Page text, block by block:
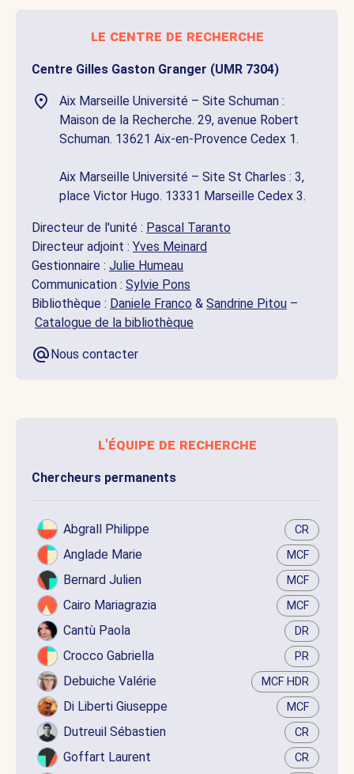
le centre de recherche
Centre Gilles Gaston Granger (UMR 7304)
Aix Marseille Université – Site Schuman :
Maison de la Recherche. 29, avenue Robert
Schuman. 13621 Aix-en-Provence Cedex 1.
Aix Marseille Université – Site St Charles : 3,
place Victor Hugo. 13331 Marseille Cedex 3.
Directeur de l'unité : Pascal Taranto
Directeur adjoint : Yves Meinard
Gestionnaire : Julie Humeau
Communication : Sylvie Pons
Bibliothèque : Daniele Franco & Sandrine Pitou –
Catalogue de la bibliothèque
Nous contacter
l'équipe de recherche
Chercheurs permanents
Abgrall Philippe CR
Anglade Marie MCF
Bernard Julien MCF
Cairo Mariagrazia MCF
Cantù Paola DR
Crocco Gabriella PR
Debuiche Valérie MCF HDR
Di Liberti Giuseppe MCF
Dutreuil Sébastien CR
Goffart Laurent CR